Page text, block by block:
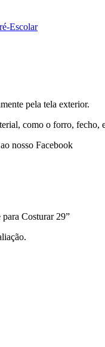
Escolar
pela tela exterior.
como o forro, fecho,
nosso Facebook
Costurar 29”